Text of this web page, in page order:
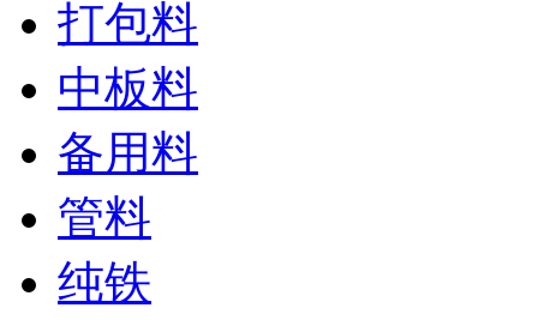
打包料
中板料
备用料
管料
纯铁